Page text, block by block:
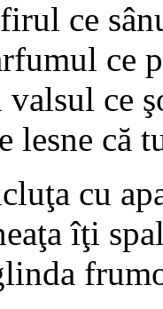
ce
ce
valsul ce
lesne că
cu
îţi